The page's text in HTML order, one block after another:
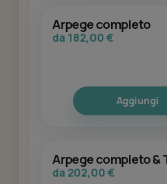
Arpege completo
da 182,00 €
Aggiungi
Arpege completo &
da 202,00 €